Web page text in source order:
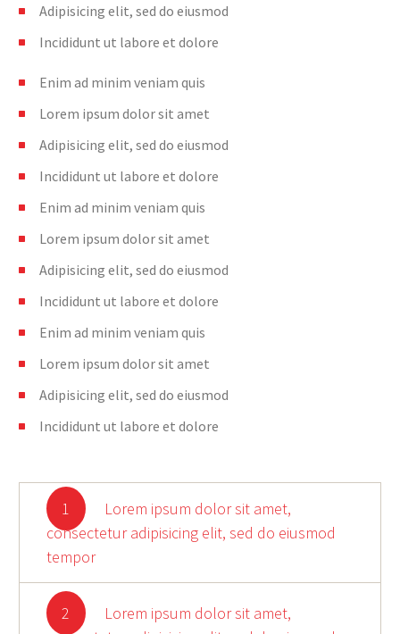
Adipisicing elit, sed do eiusmod
Incididunt ut labore et dolore
Enim ad minim veniam quis
Lorem ipsum dolor sit amet
Adipisicing elit, sed do eiusmod
Incididunt ut labore et dolore
Enim ad minim veniam quis
Lorem ipsum dolor sit amet
Adipisicing elit, sed do eiusmod
Incididunt ut labore et dolore
Enim ad minim veniam quis
Lorem ipsum dolor sit amet
Adipisicing elit, sed do eiusmod
Incididunt ut labore et dolore
1
Lorem ipsum dolor sit amet,
consectetur adipisicing elit, sed do eiusmod
tempor
2
Lorem ipsum dolor sit amet,